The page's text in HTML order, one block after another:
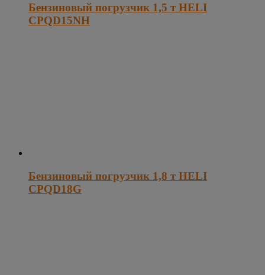
Бензиновый погрузчик 1,5 т HELI
CPQD15NH
Бензиновый погрузчик 1,8 т HELI
CPQD18G